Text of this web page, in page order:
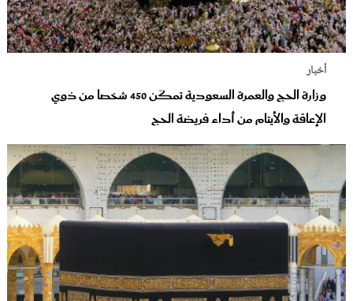
أخبار
وزارة الحج والعمرة السعودية تمكّن 450 شخصا من ذوي
الإعاقة والأيتام من أداء فريضة الحج